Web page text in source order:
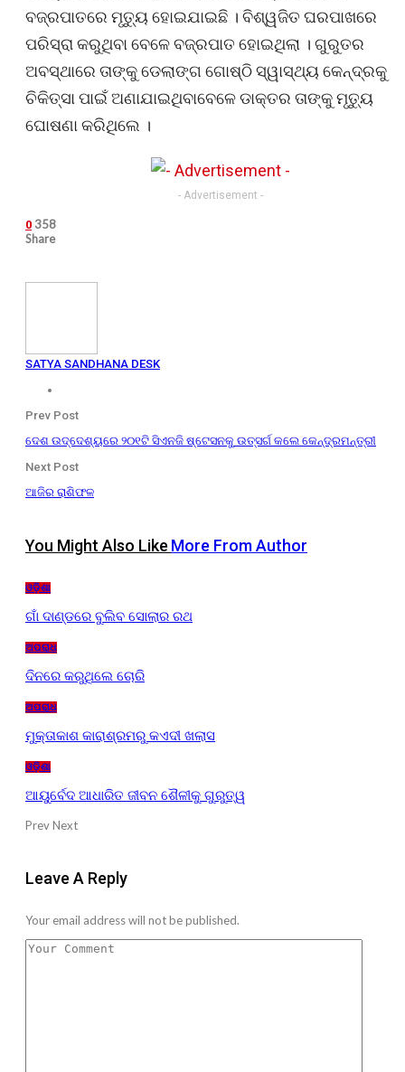
ବଜ୍ରପାତରେ ମୃତ୍ୟୁ ହୋଇଯାଇଛି । ବିଶ୍ୱଜିତ ଘରପାଖରେ
ପରିସ୍ରା କରୁଥିବା ବେଳେ ବଜ୍ରପାତ ହୋଇଥିଲା । ଗୁରୁତର
ଅବସ୍ଥାରେ ତାଙ୍କୁ ଡେଲାଙ୍ଗ ଗୋଷ୍ଠି ସ୍ୱାସ୍ଥ୍ୟ କେନ୍ଦ୍ରକୁ
ଚିକିତ୍ସା ପାଇଁ ଅଣାଯାଇଥିବାବେଳେ ଡାକ୍ତର ତାଙ୍କୁ ମୃତ୍ୟୁ
ଘୋଷଣା କରିଥିଲେ ।
- Advertisement -
0 358
Share
SATYA SANDHANA DESK
Prev Post
ଦେଶ ଉଦ୍ଦେଶ୍ୟରେ ୨୦୧ଟି ସିଏନଜି ଷ୍ଟେସନକୁ ଉତ୍ସର୍ଗ କଲେ କେନ୍ଦ୍ରମନ୍ତ୍ରୀ
Next Post
ଆଜିର ରାଶିଫଳ
You Might Also Like More From Author
ଓଡ଼ିଶା
ଗାଁ ଦାଣ୍ଡରେ ବୁଲିବ ସୋଲାର ରଥ
ଅପରାଧ
ଦିନରେ କରୁଥିଲେ ଚୋରି
ଅପରାଧ
ମୁକ୍ତାକାଶ କାରାଶ୍ରମରୁ କଏଦୀ ଖଲାସ
ଓଡ଼ିଶା
ଆୟୁର୍ବେଦ ଆଧାରିତ ଜୀବନ ଶୈଳୀକୁ ଗୁରୁତ୍ୱ
PrevNext
Leave A Reply
Your email address will not be published.